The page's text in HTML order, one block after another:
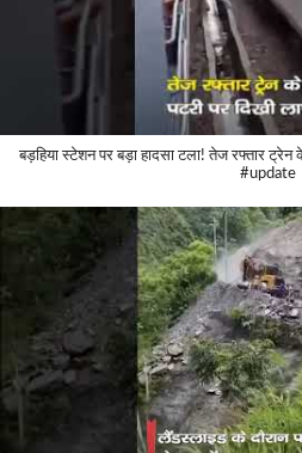
बड़हिया स्टेशन पर बड़ा हादसा टला! तेज रफ्तार
#update